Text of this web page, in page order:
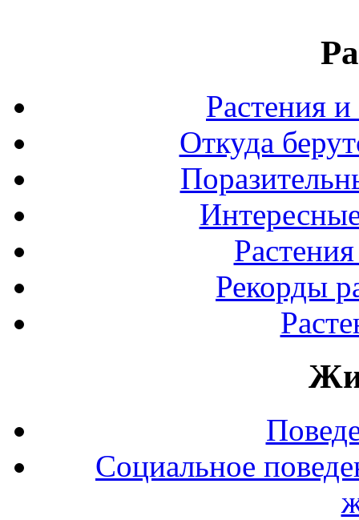
Растения
Откуда
Рекорды
Социальное